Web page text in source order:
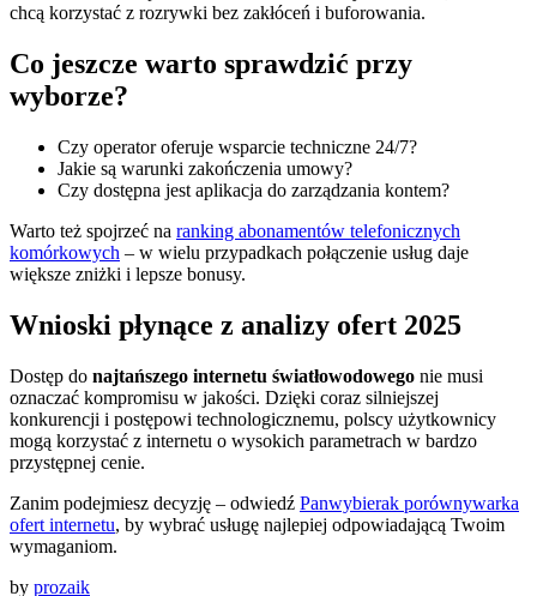
chcą korzystać z rozrywki bez zakłóceń i buforowania.
Co jeszcze warto sprawdzić przy
wyborze?
Czy operator oferuje wsparcie techniczne 24/7?
Jakie są warunki zakończenia umowy?
Czy dostępna jest aplikacja do zarządzania kontem?
Warto też spojrzeć na ranking abonamentów telefonicznych
komórkowych – w wielu przypadkach połączenie usług daje
większe zniżki i lepsze bonusy.
Wnioski płynące z analizy ofert 2025
Dostęp do najtańszego internetu światłowodowego nie musi
oznaczać kompromisu w jakości. Dzięki coraz silniejszej
konkurencji i postępowi technologicznemu, polscy użytkownicy
mogą korzystać z internetu o wysokich parametrach w bardzo
przystępnej cenie.
Zanim podejmiesz decyzję – odwiedź Panwybierak porównywarka
ofert internetu, by wybrać usługę najlepiej odpowiadającą Twoim
wymaganiom.
by prozaik